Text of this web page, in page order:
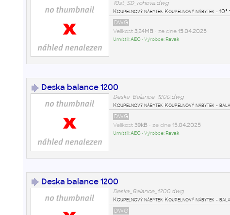
10st_SD_rohova.dwg
Koupelnový nábytek Koupelnový nábytek -
DWG
Velikost 3,24MB• ze dne 15.04.2025
Umístil:AEC• Výrobce: Ravak
Deska balance 1200
Deska_Balance_1200.dwg
Koupelnový nábytek Koupelnový nábytek -
DWG
Velikost 39kB• ze dne 15.04.2025
Umístil:AEC• Výrobce: Ravak
Deska balance 1200
Deska_Balance_1200.dwg
Koupelnový nábytek Koupelnový nábytek -
DWG